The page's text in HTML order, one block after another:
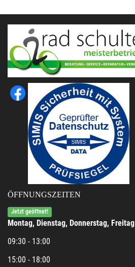
ÖFFNUNGSZEITEN
Jetzt geöffnet!
Montag, Dienstag, Donnerstag, Freitag
09:30 - 13:00
15:00 - 18:00